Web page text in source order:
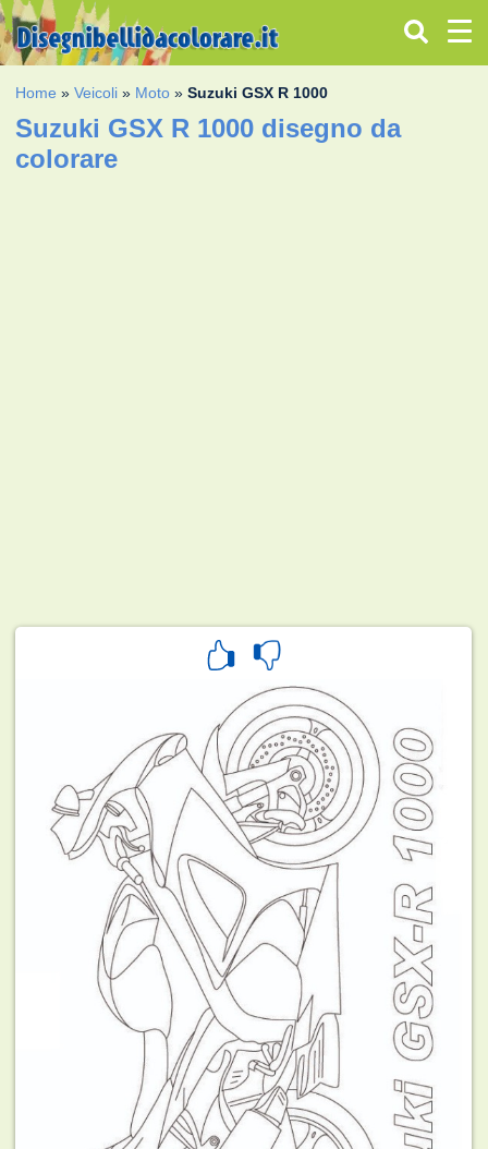
Home »Veicoli » Moto »Suzuki GSX R 1000
Suzuki GSX R 1000 disegno da
colorare